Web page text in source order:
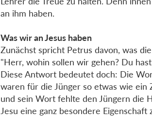
an ihm haben.
Was wir an Jesus haben
Zunächst spricht Petrus davon, was
"Herr, wohin sollen wir gehen? Du
Diese Antwort bedeutet doch: Die
waren für die Jünger so etwas wie ein
und sein Wort fehlte den Jüngern die
Jesu eine ganz besondere